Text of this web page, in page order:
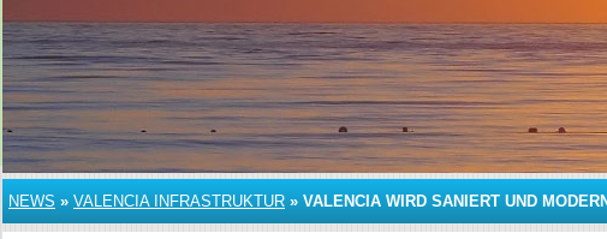
NEWS » VALENCIA INFRASTRUKTUR » VALENCIA WIRD SANIERT UND